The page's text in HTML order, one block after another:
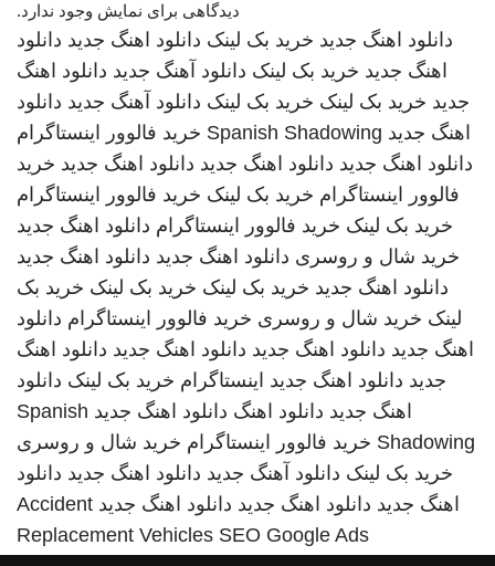
دیدگاهی برای نمایش وجود ندارد.
دانلود اهنگ جدید خرید بک لینک دانلود اهنگ جدید دانلود
اهنگ جدید خرید بک لینک دانلود آهنگ جدید دانلود اهنگ
جدید خرید بک لینک خرید بک لینک دانلود آهنگ جدید دانلود
اهنگ جدید Spanish Shadowing خرید فالوور اینستاگرام
دانلود اهنگ جدید دانلود اهنگ جدید دانلود اهنگ جدید خرید
فالوور اینستاگرام خرید بک لینک خرید فالوور اینستاگرام
خرید بک لینک خرید فالوور اینستاگرام دانلود اهنگ جدید
خرید شال و روسری دانلود اهنگ جدید دانلود اهنگ جدید
دانلود اهنگ جدید خرید بک لینک خرید بک لینک خرید بک
لینک خرید شال و روسری خرید فالوور اینستاگرام دانلود
اهنگ جدید دانلود اهنگ جدید دانلود اهنگ جدید دانلود اهنگ
جدید دانلود اهنگ جدید اینستاگرام خرید بک لینک دانلود
اهنگ جدید دانلود اهنگ دانلود اهنگ جدید Spanish
Shadowing خرید فالوور اینستاگرام خرید شال و روسری
خرید بک لینک دانلود آهنگ جدید دانلود اهنگ جدید دانلود
اهنگ جدید دانلود اهنگ جدید دانلود اهنگ جدید Accident
Replacement Vehicles SEO Google Ads